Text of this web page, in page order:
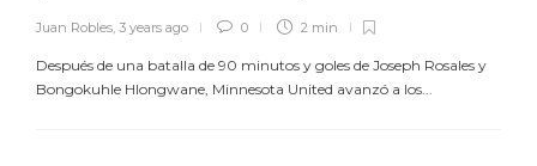
Juan Robles 3 years ago 0 2 min
Después de una batalla de 90 minutos y goles de Joseph Rosales y
Bongokuhle Hlongwane, Minnesota United avanzó a los...